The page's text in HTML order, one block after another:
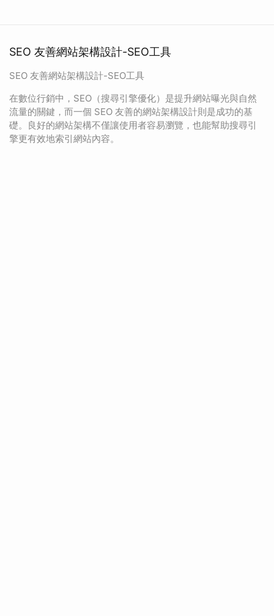
SEO 友善網站架構設計-SEO工具
SEO 友善網站架構設計-SEO工具
在數位行銷中，SEO（搜尋引擎優化）是提升網站曝光與自然
流量的關鍵，而一個 SEO 友善的網站架構設計則是成功的基
礎。良好的網站架構不僅讓使用者容易瀏覽，也能幫助搜尋引
擎更有效地索引網站內容。